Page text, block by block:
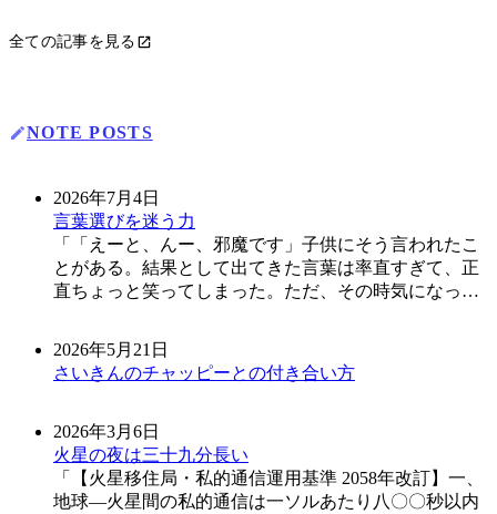
全ての記事を見る
NOTE POSTS
2026年7月4日
言葉選びを迷う力
「えーと、んー、邪魔です」子供にそう言われたこ
とがある。結果として出てきた言葉は率直すぎて、正
直ちょっと笑ってしまった。ただ、その時気になった
のほうだった。あの間、その子はきっと適切な言葉を
探していたんだと思う。続きをみる
2026年5月21日
さいきんのチャッピーとの付き合い方
2026年3月6日
火星の夜は三十九分長い
【火星移住局・私的通信運用基準 2058年改訂】一、
地球―火星間の私的通信は一ソルあたり八〇〇秒以内